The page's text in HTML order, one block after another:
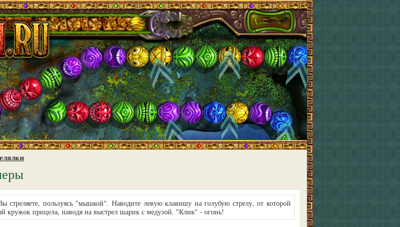
стреляете, пользуясь "мышкой". Наводите левую клавишу на голубую стрелу, от которой
кружок прицела, наводя на выстрел шарик с медузой. "Клик" - огонь!